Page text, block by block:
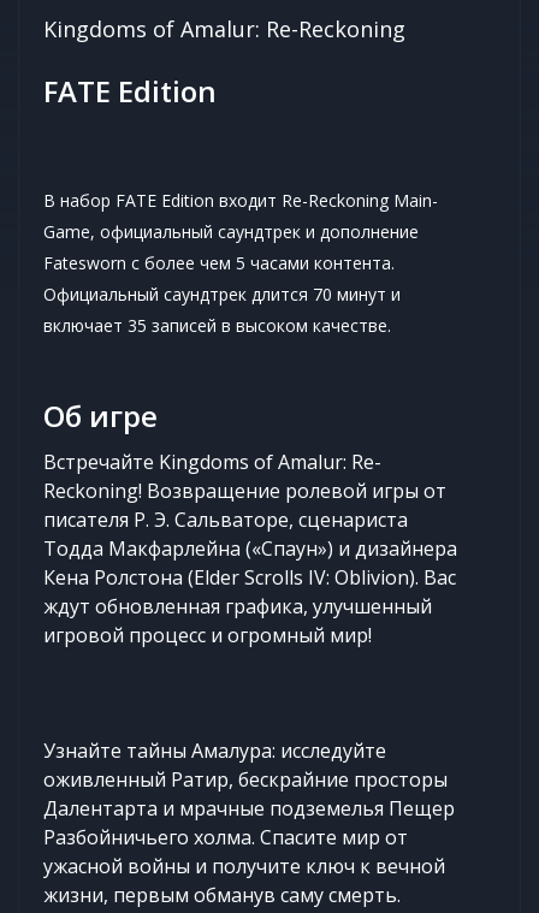
Kingdoms of Amalur: Re-Reckoning
FATE Edition
В набор FATE Edition входит Re-Reckoning Main-
Game, официальный саундтрек и дополнение
Fatesworn с более чем 5 часами контента.
Официальный саундтрек длится 70 минут и
включает 35 записей в высоком качестве.
Об игре
Встречайте Kingdoms of Amalur: Re-
Reckoning! Возвращение ролевой игры от
писателя Р. Э. Сальваторе, сценариста
Тодда Макфарлейна («Спаун») и дизайнера
Кена Ролстона (Elder Scrolls IV: Oblivion). Вас
ждут обновленная графика, улучшенный
игровой процесс и огромный мир!
Узнайте тайны Амалура: исследуйте
оживленный Ратир, бескрайние просторы
Далентарта и мрачные подземелья Пещер
Разбойничьего холма. Спасите мир от
ужасной войны и получите ключ к вечной
жизни, первым обманув саму смерть.